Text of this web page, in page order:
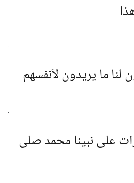
.
لنا ما يريدون لأنفسهم
.
على نبينا محمد صلى